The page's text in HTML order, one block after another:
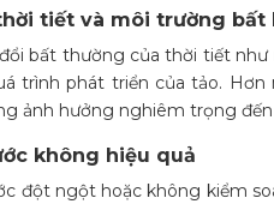
tiết và môi trường bất
bất thường của thời tiết
trình phát triển của tảo.
ảnh hưởng nghiêm trọng
không hiệu quả
đột ngột hoặc không kiểm